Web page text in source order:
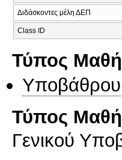
Διδάσκοντες μέλη ΔΕΠ
Class ID
Τύπος
Υποβάθρου
Τύπος
Γενικού